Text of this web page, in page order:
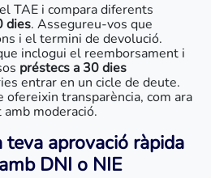
TAE i compara diferents
dies. Assegureu-vos que
i el termini de devolució.
inclogui el reemborsament i
préstecs a 30 dies
entrar en un cicle de deute.
transparència, com ara
moderació.
aprovació ràpida
DNI o NIE